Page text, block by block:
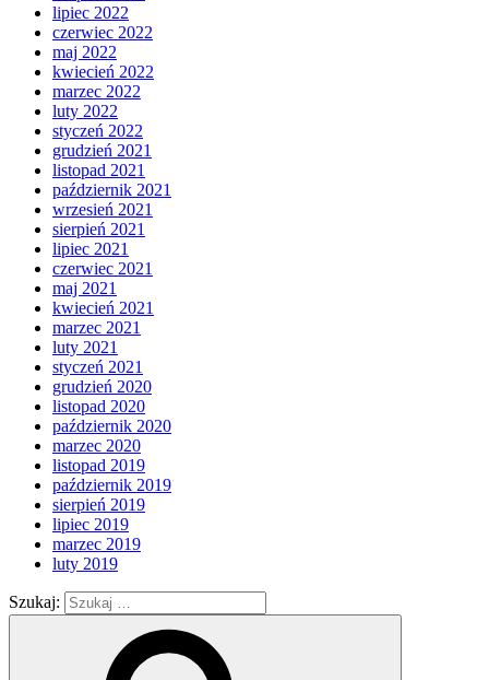
lipiec 2022
czerwiec 2022
maj 2022
kwiecień 2022
marzec 2022
luty 2022
styczeń 2022
grudzień 2021
listopad 2021
październik 2021
wrzesień 2021
sierpień 2021
lipiec 2021
czerwiec 2021
maj 2021
kwiecień 2021
marzec 2021
luty 2021
styczeń 2021
grudzień 2020
listopad 2020
październik 2020
marzec 2020
listopad 2019
październik 2019
sierpień 2019
lipiec 2019
marzec 2019
luty 2019
Szukaj: